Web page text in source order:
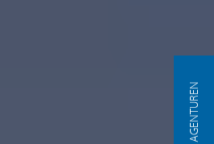
AGENTUREN